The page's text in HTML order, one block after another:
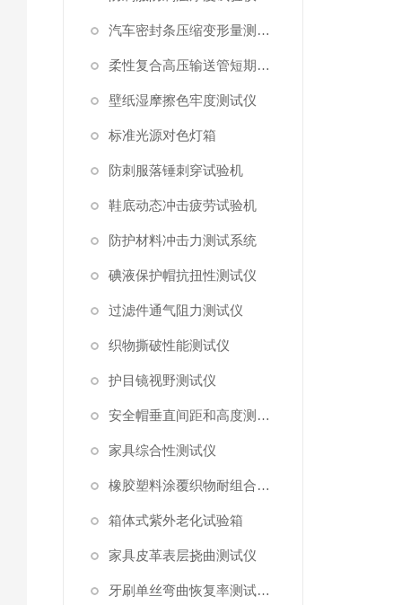
汽车密封条压缩变形量测试仪
柔性复合高压输送管短期静水压强度测试仪
壁纸湿摩擦色牢度测试仪
标准光源对色灯箱
防刺服落锤刺穿试验机
鞋底动态冲击疲劳试验机
防护材料冲击力测试系统
碘液保护帽抗扭性测试仪
过滤件通气阻力测试仪
织物撕破性能测试仪
护目镜视野测试仪
安全帽垂直间距和高度测量仪
家具综合性测试仪
橡胶塑料涂覆织物耐组合剪切曲挠磨擦测定仪
箱体式紫外老化试验箱
家具皮革表层挠曲测试仪
牙刷单丝弯曲恢复率测试工装